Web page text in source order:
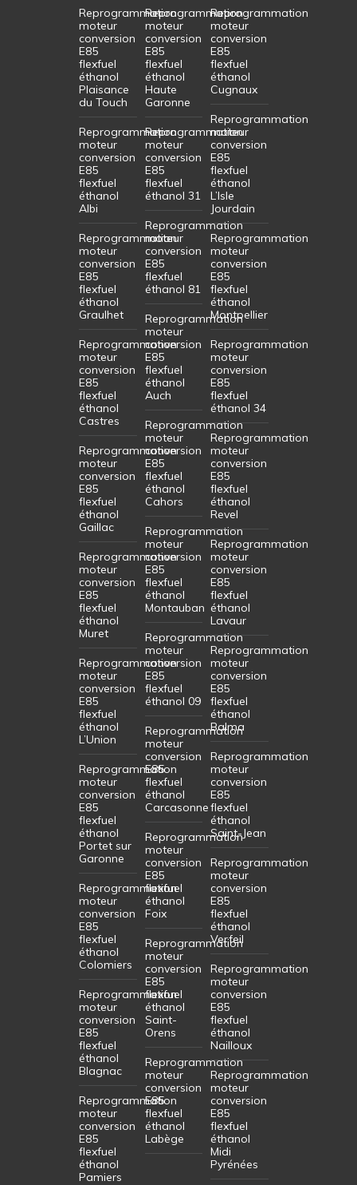
Reprogrammation
moteur
conversion
E85
flexfuel
éthanol
Plaisance
du Touch
Reprogrammation
moteur
conversion
E85
flexfuel
éthanol
Albi
Reprogrammation
moteur
conversion
E85
flexfuel
éthanol
Graulhet
Reprogrammation
moteur
conversion
E85
flexfuel
éthanol
Castres
Reprogrammation
moteur
conversion
E85
flexfuel
éthanol
Gaillac
Reprogrammation
moteur
conversion
E85
flexfuel
éthanol
Muret
Reprogrammation
moteur
conversion
E85
flexfuel
éthanol
L’Union
Reprogrammation
moteur
conversion
E85
flexfuel
éthanol
Portet sur
Garonne
Reprogrammation
moteur
conversion
E85
flexfuel
éthanol
Colomiers
Reprogrammation
moteur
conversion
E85
flexfuel
éthanol
Blagnac
Reprogrammation
moteur
conversion
E85
flexfuel
éthanol
Pamiers
Reprogrammation
moteur
conversion
E85
flexfuel
éthanol
Haute
Garonne
Reprogrammation
moteur
conversion
E85
flexfuel
éthanol 31
Reprogrammation
moteur
conversion
E85
flexfuel
éthanol 81
Reprogrammation
moteur
conversion
E85
flexfuel
éthanol
Auch
Reprogrammation
moteur
conversion
E85
flexfuel
éthanol
Cahors
Reprogrammation
moteur
conversion
E85
flexfuel
éthanol
Montauban
Reprogrammation
moteur
conversion
E85
flexfuel
éthanol 09
Reprogrammation
moteur
conversion
E85
flexfuel
éthanol
Carcasonne
Reprogrammation
moteur
conversion
E85
flexfuel
éthanol
Foix
Reprogrammation
moteur
conversion
E85
flexfuel
éthanol
Saint-
Orens
Reprogrammation
moteur
conversion
E85
flexfuel
éthanol
Labège
Reprogrammation
moteur
conversion
E85
flexfuel
éthanol
Cugnaux
Reprogrammation
moteur
conversion
E85
flexfuel
éthanol
L’Isle
Jourdain
Reprogrammation
moteur
conversion
E85
flexfuel
éthanol
Montpellier
Reprogrammation
moteur
conversion
E85
flexfuel
éthanol 34
Reprogrammation
moteur
conversion
E85
flexfuel
éthanol
Revel
Reprogrammation
moteur
conversion
E85
flexfuel
éthanol
Lavaur
Reprogrammation
moteur
conversion
E85
flexfuel
éthanol
Balma
Reprogrammation
moteur
conversion
E85
flexfuel
éthanol
Saint-Jean
Reprogrammation
moteur
conversion
E85
flexfuel
éthanol
Verfeil
Reprogrammation
moteur
conversion
E85
flexfuel
éthanol
Nailloux
Reprogrammation
moteur
conversion
E85
flexfuel
éthanol
Midi
Pyrénées